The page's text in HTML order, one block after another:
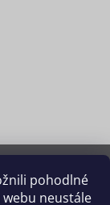
pohodlné
neustále